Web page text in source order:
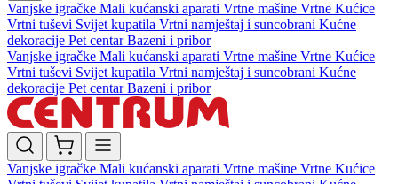
Vanjske igračke Mali kućanski aparati Vrtne mašine Vrtne Kućice
Vrtni tuševi Svijet kupatila Vrtni namještaj i suncobrani Kućne
dekoracije Pet centarBazeni i pribor
Vanjske igračke Mali kućanski aparati Vrtne mašine Vrtne Kućice
Vrtni tuševi Svijet kupatila Vrtni namještaj i suncobrani Kućne
dekoracije Pet centarBazeni i pribor
Vanjske igračke Mali kućanski aparati Vrtne mašine Vrtne Kućice